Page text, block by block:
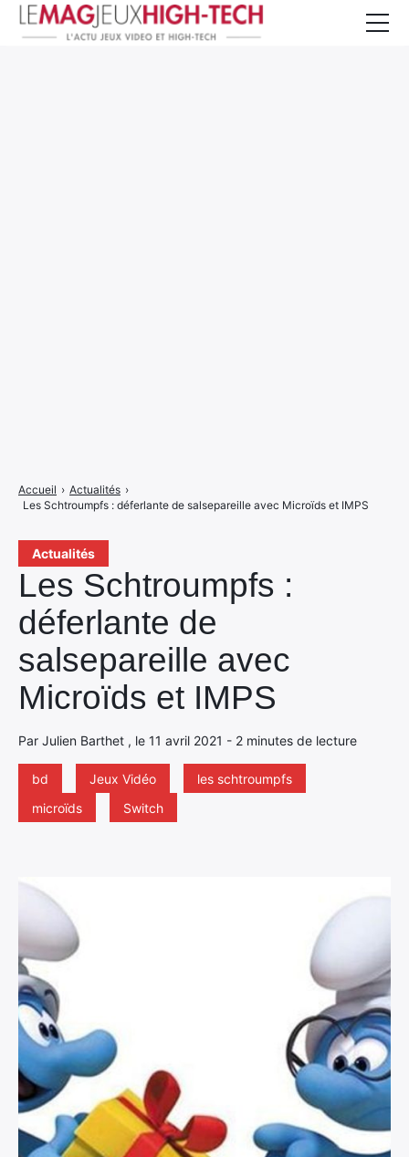
Actualités
Les Schtroumpfs :
déferlante de
salsepareille avec
Microïds et IMPS
Par Julien Barthet , le 11 avril 2021 - 2 minutes de lecture
bd Jeux Vidéo
les schtroumpfs
microïds
Switch
Accueil › Actualités ›
Les Schtroumpfs : déferlante de salsepareille avec Microïds et IMPS